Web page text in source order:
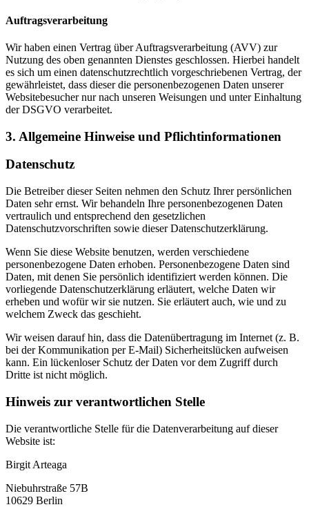
Auftragsverarbeitung
Wir haben einen Vertrag über Auftragsverarbeitung (AVV) zur
Nutzung des oben genannten Dienstes geschlossen. Hierbei handelt
es sich um einen datenschutzrechtlich vorgeschriebenen Vertrag, der
gewährleistet, dass dieser die personenbezogenen Daten unserer
Websitebesucher nur nach unseren Weisungen und unter Einhaltung
der DSGVO verarbeitet.
3. Allgemeine Hinweise und Pflicht­informationen
Datenschutz
Die Betreiber dieser Seiten nehmen den Schutz Ihrer persönlichen
Daten sehr ernst. Wir behandeln Ihre personenbezogenen Daten
vertraulich und entsprechend den gesetzlichen
Datenschutzvorschriften sowie dieser Datenschutzerklärung.
Wenn Sie diese Website benutzen, werden verschiedene
personenbezogene Daten erhoben. Personenbezogene Daten sind
Daten, mit denen Sie persönlich identifiziert werden können. Die
vorliegende Datenschutzerklärung erläutert, welche Daten wir
erheben und wofür wir sie nutzen. Sie erläutert auch, wie und zu
welchem Zweck das geschieht.
Wir weisen darauf hin, dass die Datenübertragung im Internet (z. B.
bei der Kommunikation per E-Mail) Sicherheitslücken aufweisen
kann. Ein lückenloser Schutz der Daten vor dem Zugriff durch
Dritte ist nicht möglich.
Hinweis zur verantwortlichen Stelle
Die verantwortliche Stelle für die Datenverarbeitung auf dieser
Website ist:
Birgit Arteaga
Niebuhrstraße 57B
10629 Berlin